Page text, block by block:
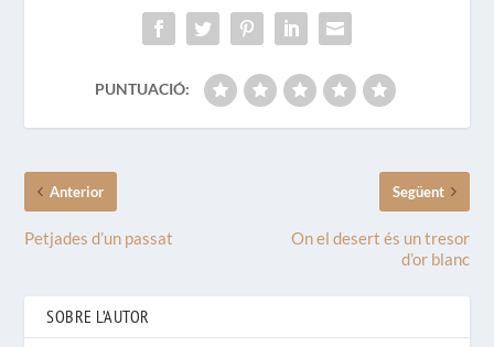
PUNTUACIÓ:
Anterior
Petjades d’un passat
Següent
On el desert és un tresor
d’or blanc
SOBRE L’AUTOR